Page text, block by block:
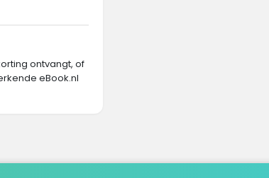
ontvangt, of
eBook.nl